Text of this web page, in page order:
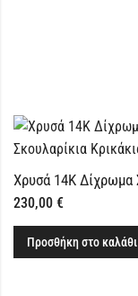
230,00 €
Προσθήκη στο καλάθι